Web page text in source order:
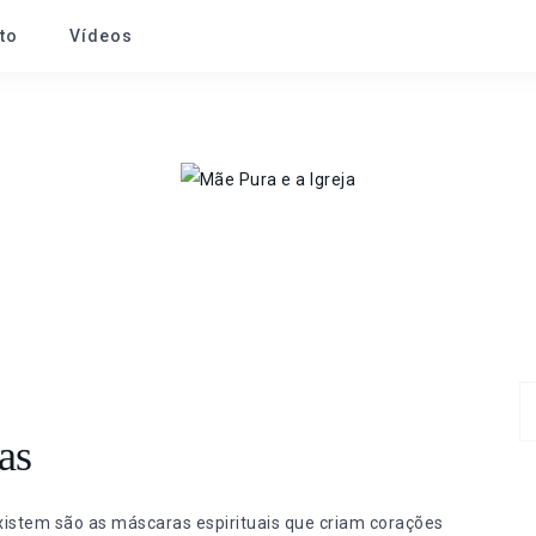
Vídeos
são as máscaras espirituais que criam corações